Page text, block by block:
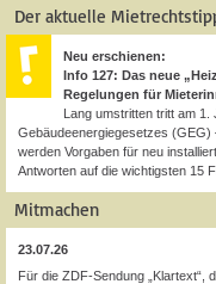
Der aktuelle
Neu erschienen:
Info 127: Das neue
Regelungen für
Lang umstritten tritt am
Gebäudeenergiegesetzes (GEG)
werden Vorgaben für neu
Antworten auf die wichtigsten 15
Mitmachen
23.07.26
Für die ZDF-Sendung „Klartext“,